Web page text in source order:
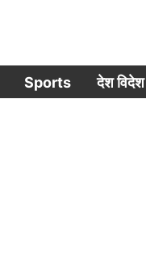
Sports देश विदेश